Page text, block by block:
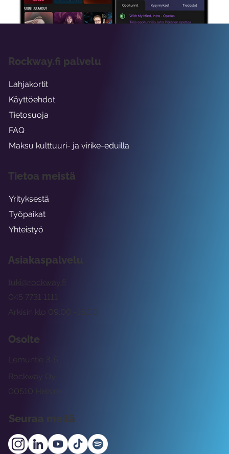
Asiakaspalvelu
tuki@rockway.fi
Arkisin klo 09:00 -15:00
045 7731 1111
Osoite
Rockway Oy
Lemuntie 3-5
00510 Helsinki
Seuraa meitä
Rockway.fi palvelu
Lahjakortit
Käyttöehdot
Tietosuoja
FAQ
Maksu kulttuuri- ja virike-eduilla
Tietoa meistä
Yrityksestä
Työpaikat
Yhteistyö